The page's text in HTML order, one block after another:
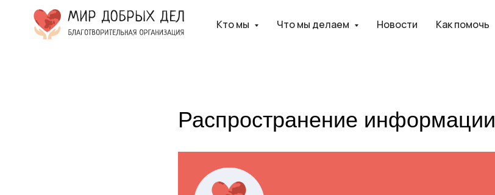
Кто мы Что мы делаем Новости Как помочь
Распространение информации